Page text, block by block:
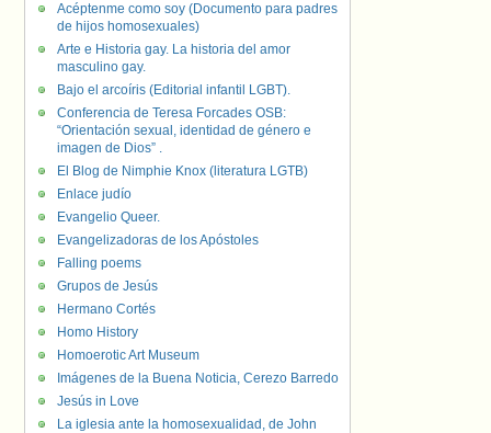
Acéptenme como soy (Documento para padres
de hijos homosexuales)
Arte e Historia gay. La historia del amor
masculino gay.
Bajo el arcoíris (Editorial infantil LGBT).
Conferencia de Teresa Forcades OSB:
“Orientación sexual, identidad de género e
imagen de Dios” .
El Blog de Nimphie Knox (literatura LGTB)
Enlace judío
Evangelio Queer.
Evangelizadoras de los Apóstoles
Falling poems
Grupos de Jesús
Hermano Cortés
Homo History
Homoerotic Art Museum
Imágenes de la Buena Noticia, Cerezo Barredo
Jesús in Love
La iglesia ante la homosexualidad, de John